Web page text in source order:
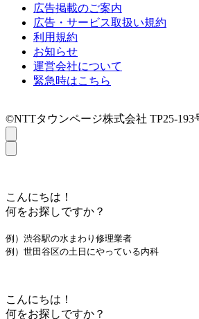
広告掲載のご案内
広告・サービス取扱い規約
利用規約
お知らせ
運営会社について
緊急時はこちら
©NTTタウンページ株式会社 TP25-193
こんにちは！
何をお探しですか？
例）渋谷駅の水まわり修理業者
例）世田谷区の土日にやっている内科
こんにちは！
何をお探しですか？